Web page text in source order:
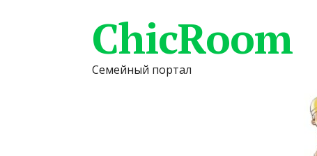
ChicRoom
Семейный портал